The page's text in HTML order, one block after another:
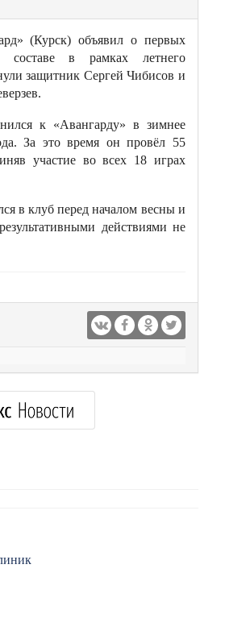
(Курск) объявил о первых
составе в рамках летнего
защитник Сергей Чибисов и
к «Авангарду» в зимнее
За это время он провёл 55
участие во всех 18 играх
в клуб перед началом весны и
действиями не